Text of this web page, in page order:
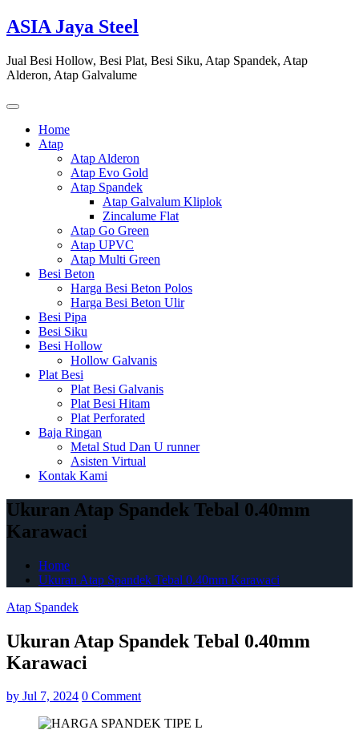
Skip
to
ASIA Jaya Steel
Jual Besi Hollow, Besi Plat, Besi Siku, Atap Spandek, Atap
Alderon, Atap Galvalume
Home
Atap
Atap Alderon
Atap Evo Gold
Atap Spandek
Atap Galvalum Kliplok
Zincalume Flat
Atap Go Green
Atap UPVC
Atap Multi Green
Besi Beton
Harga Besi Beton Polos
Harga Besi Beton Ulir
Besi Pipa
Besi Siku
Besi Hollow
Hollow Galvanis
Plat Besi
Plat Besi Galvanis
Plat Besi Hitam
Plat Perforated
Baja Ringan
Metal Stud Dan U runner
Asisten Virtual
Kontak Kami
Ukuran Atap Spandek Tebal 0.40mm
Karawaci
Home
Ukuran Atap Spandek Tebal 0.40mm Karawaci
Atap Spandek
Ukuran Atap Spandek Tebal 0.40mm
Karawaci
by Jul 7, 2024 0 Comment